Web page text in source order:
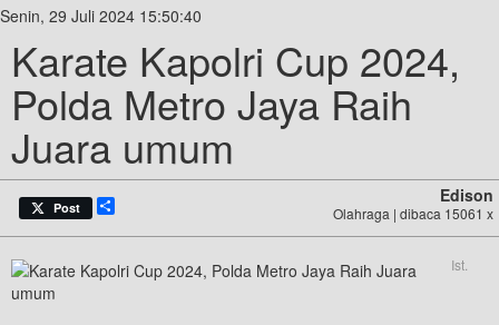
Senin, 29 Juli 2024 15:50:40
Karate Kapolri Cup 2024,
Polda Metro Jaya Raih
Juara umum
Post
Edison
Olahraga | dibaca 15061 x
Ist.